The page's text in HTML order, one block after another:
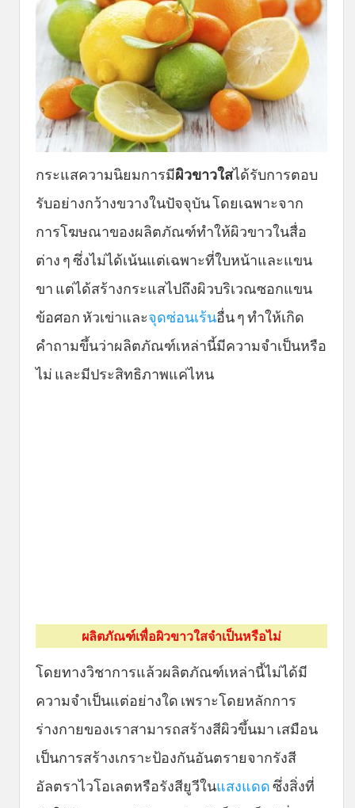
กระแสความนิยมการมีผิวขาวใสได้รับการตอบ
รับอย่างกว้างขวางในปัจจุบัน โดยเฉพาะจาก
การโฆษณาของผลิตภัณฑ์ทำให้ผิวขาวในสื่อ
ต่าง ๆ ซึ่งไม่ได้เน้นแต่เฉพาะที่ใบหน้าและแขน
ขา แต่ได้สร้างกระแสไปถึงผิวบริเวณซอกแขน
ข้อศอก หัวเข่าและจุดซ่อนเร้นอื่น ๆ ทำให้เกิด
คำถามขึ้นว่าผลิตภัณฑ์เหล่านี้มีความจำเป็นหรือ
ไม่ และมีประสิทธิภาพแค่ไหน
ผลิตภัณฑ์เพื่อผิวขาวใสจำเป็นหรือไม่
โดยทางวิชาการแล้วผลิตภัณฑ์เหล่านี้ไม่ได้มี
ความจำเป็นแต่อย่างใด เพราะโดยหลักการ
ร่างกายของเราสามารถสร้างสีผิวขึ้นมา เสมือน
เป็นการสร้างเกราะป้องกันอันตรายจากรังสี
อัลตราไวโอเลตหรือรังสียูวีในแสงแดดซึ่งสิ่งที่